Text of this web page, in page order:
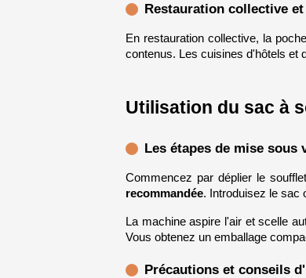
Restauration collective
En restauration collective, la
contenus. Les cuisines d'hôtels et
Utilisation du sac à
Les étapes de mise sous
Commencez par déplier le
recommandée. Introduisez le sac
La machine aspire l'air et scelle
Vous obtenez un emballage
Précautions et conseils